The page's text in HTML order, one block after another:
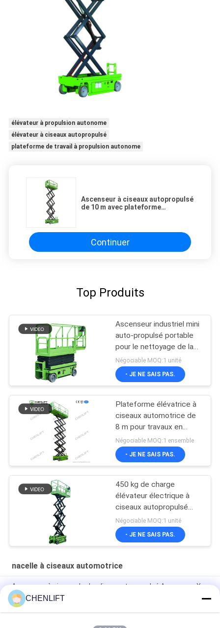
élévateur à propulsion autonome
élévateur à ciseaux autopropulsé
plateforme de travail à propulsion autonome
Ascenseur à ciseaux autopropulsé
de 10 m avec plateforme
Continuer
Top Produits
Ascenseur industriel mini
auto-propulsé portable
pour le nettoyage de la
peinture
Négociable MOQ:1 unité
- JE NE SAIS PAS.
Plateforme élévatrice à
ciseaux automotrice de
8 m pour travaux en
hauteur avec capacité
de charge de 230 kg
Négociable MOQ:1 ensemble
- JE NE SAIS PAS.
450 kg de charge
élévateur électrique à
ciseaux autopropulsé
avec CE
Négociable MOQ:1 unité
- JE NE SAIS PAS.
nacelle à ciseaux automotrice
Ascenseur à ciseaux hydraulique autopropulsé Ascenseur X
électrique 8 mètres 450 kg Capacité de charge
Plateforme élévatrice automotrice à ciseaux de 6 m de
CHENLIFT